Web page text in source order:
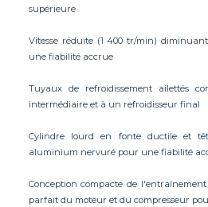
supérieure
Vitesse réduite (1 400 tr/min)
une fiabilité accrue
Tuyaux de refroidissement ailettés
intermédiaire et à un refroidisseur final
Cylindre lourd en fonte ductile et
aluminium nervuré pour une fiabilité
Conception compacte de
parfait du moteur et du compresseur